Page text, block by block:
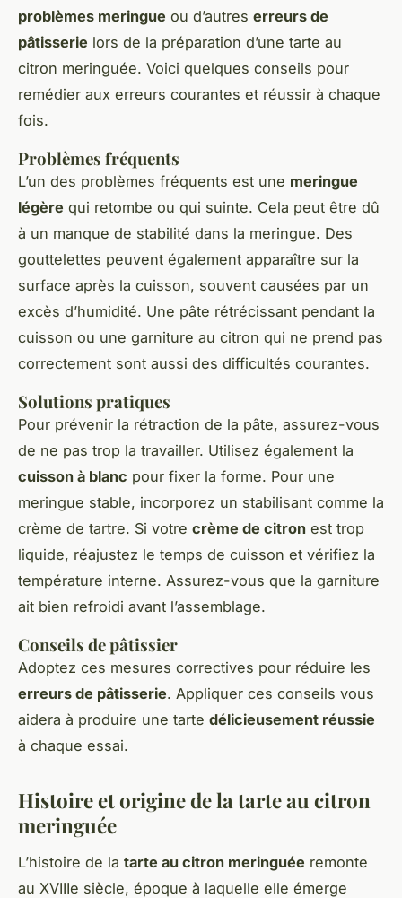
problèmes meringue ou d’autres erreurs de
pâtisserie lors de la préparation d’une tarte au
citron meringuée. Voici quelques conseils pour
remédier aux erreurs courantes et réussir à chaque
fois.
Problèmes fréquents
L’un des problèmes fréquents est une meringue
légère qui retombe ou qui suinte. Cela peut être dû
à un manque de stabilité dans la meringue. Des
gouttelettes peuvent également apparaître sur la
surface après la cuisson, souvent causées par un
excès d’humidité. Une pâte rétrécissant pendant la
cuisson ou une garniture au citron qui ne prend pas
correctement sont aussi des difficultés courantes.
Solutions pratiques
Pour prévenir la rétraction de la pâte, assurez-vous
de ne pas trop la travailler. Utilisez également la
cuisson à blanc pour fixer la forme. Pour une
meringue stable, incorporez un stabilisant comme la
crème de tartre. Si votre crème de citron est trop
liquide, réajustez le temps de cuisson et vérifiez la
température interne. Assurez-vous que la garniture
ait bien refroidi avant l’assemblage.
Conseils de pâtissier
Adoptez ces mesures correctives pour réduire les
erreurs de pâtisserie. Appliquer ces conseils vous
aidera à produire une tarte délicieusement réussie
à chaque essai.
Histoire et origine de la tarte au citron
meringuée
L’histoire de la tarte au citron meringuée remonte
au XVIIIe siècle, époque à laquelle elle émerge